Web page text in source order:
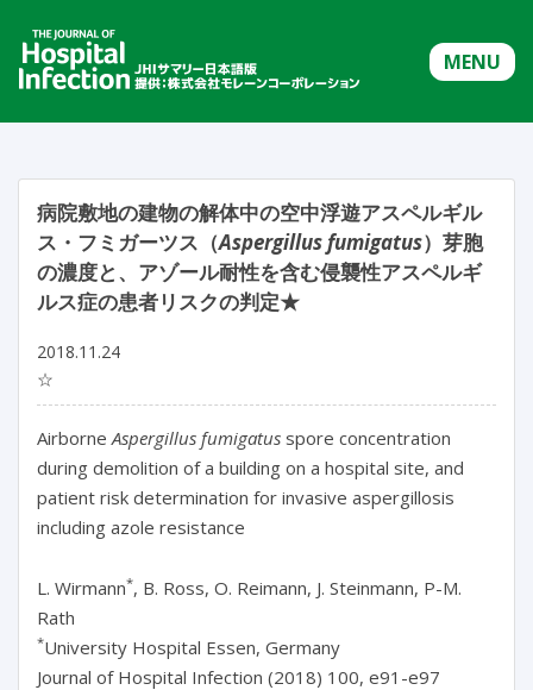
MENU
病院敷地の建物の解体中の空中浮遊アスペルギル
ス・フミガーツス（Aspergillus fumigatus）芽胞
の濃度と、アゾール耐性を含む侵襲性アスペルギ
ルス症の患者リスクの判定★
2018.11.24
☆
AirborneAspergillus fumigatus spore concentration
during demolition of a building on a hospital site, and
patient risk determination for invasive aspergillosis
including azole resistance
L. Wirmann*, B. Ross, O. Reimann, J. Steinmann, P-M.
Rath
*University Hospital Essen, Germany
Journal of Hospital Infection (2018) 100, e91-e97